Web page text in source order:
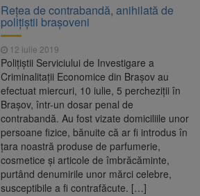
Rețea de contrabandă, anihilată de
polițiștii brașoveni
12 iulie 2019
Poliţiştii Serviciului de Investigare a
Criminalitații Economice din Brașov au
efectuat miercuri, 10 iulie, 5 percheziţii în
Brașov, într-un dosar penal de
contrabandă. Au fost vizate domiciliile unor
persoane fizice, bănuite că ar fi introdus în
țara noastră produse de parfumerie,
cosmetice și articole de îmbrăcăminte,
purtând denumirile unor mărci celebre,
susceptibile a fi contrafăcute. […]